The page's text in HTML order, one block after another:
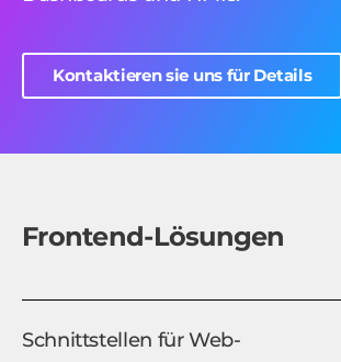
Kontaktieren sie uns für Details
Frontend-Lösungen
Schnittstellen für Web-